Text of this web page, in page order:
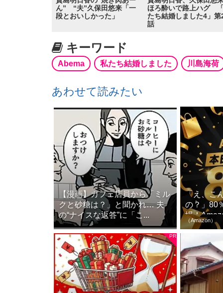
ん” “夫”久保田悠来「一
段とおいしかった」
ほろ酔いで路上ハグ
たち結婚しました4」第
話
キーワード
Abema 私たち結婚しました 川島海荷
あわせて読みたい
【漫画】カフェ店員から「ミル
クと砂糖は？」と聞かれ… 夫
の“ナイスな返答”に「こ...
「え、こ
の？」80
場！
（Amazon）